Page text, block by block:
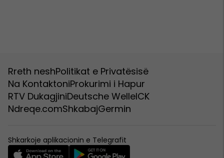
Rreth neshPolitikat e Privatësisë
Na KontaktoniProkurimi i Hapur
RTV DukagjiniDeutsche WelleICK
Ndreqe.comShkabajGermin
Shkarkoje aplikacionin e Telegrafit